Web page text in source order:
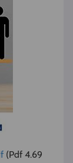
(Pdf 4.69